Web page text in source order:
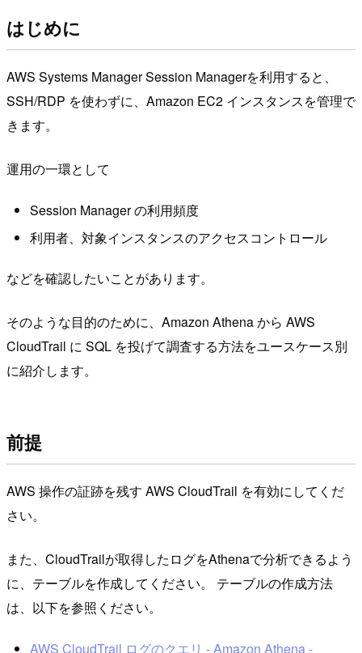
はじめに
AWS Systems Manager Session Managerを利用すると、
SSH/RDP を使わずに、Amazon EC2 インスタンスを管理で
きます。
運用の一環として
Session Manager の利用頻度
利用者、対象インスタンスのアクセスコントロール
などを確認したいことがあります。
そのような目的のために、Amazon Athena から AWS
CloudTrail に SQL を投げて調査する方法をユースケース別
に紹介します。
前提
AWS 操作の証跡を残す AWS CloudTrail を有効にしてくだ
さい。
また、CloudTrailが取得したログをAthenaで分析できるよう
に、テーブルを作成してください。 テーブルの作成方法
は、以下を参照ください。
AWS CloudTrail ログのクエリ - Amazon Athena -